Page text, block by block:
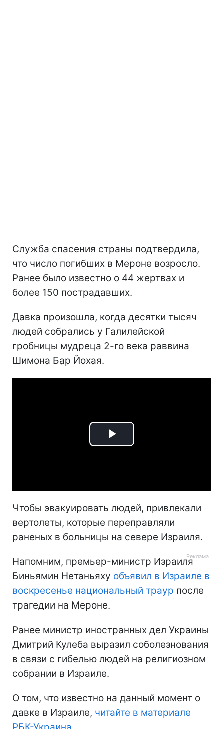
Служба спасения страны подтвердила,
что число погибших в Мероне возросло.
Ранее было известно о 44 жертвах и
более 150 пострадавших.
Давка произошла, когда десятки тысяч
людей собрались у Галилейской
гробницы мудреца 2-го века раввина
Шимона Бар Йохая.
Play
Чтобы эвакуировать людей, привлекали
вертолеты, которые переправляли
раненых в больницы на севере Израиля.
Напомним, премьер-министр Израиля
Биньямин Нетаньяху объявил в Израиле в
воскресенье национальный траур после
трагедии на Мероне.
Ранее министр иностранных дел Украины
Дмитрий Кулеба выразил соболезнования
в связи с гибелью людей на религиозном
собрании в Израиле.
О том, что известно на данный момент о
давке в Израиле, читайте в материале